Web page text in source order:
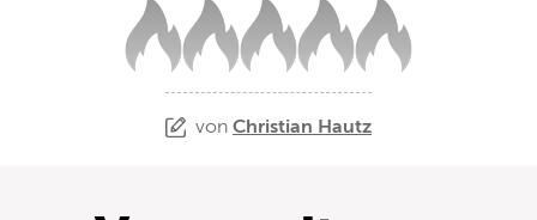
von Christian Hautz